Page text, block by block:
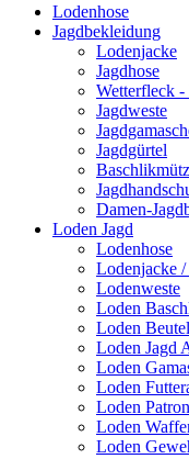
Lodenhose
Jagdbekleidung
Lodenjacke
Jagdhose
Wetterfleck -
Jagdweste
Jagdgürtel
Damen-
Loden Jagd
Lodenhose
Lodenjacke
Lodenweste
Loden
Loden Beutel
Loden Jagd
Loden
Loden
Loden
Loden
Loden